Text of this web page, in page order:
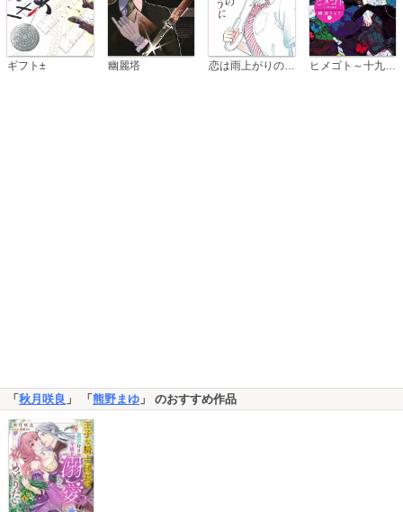
ギフト± 幽麗塔 ヒメゴト～十九歳の制服～
「秋月咲良 」 「熊野まゆ 」 のおすすめ作品